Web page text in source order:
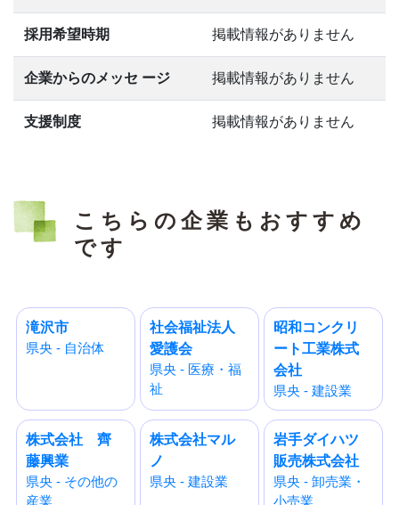
採用希望時期 掲載情報がありません
企業からのメッセ ージ 掲載情報がありません
支援制度 掲載情報がありません
こちらの企業もおすすめ
です
滝沢市
県央 - 自治体
社会福祉法人
愛護会
県央 - 医療・福
祉
昭和コンクリ
ート工業株式
会社
県央 - 建設業
株式会社 齊
藤興業
県央 - その他の
産業
株式会社マル
ノ
県央 - 建設業
岩手ダイハツ
販売株式会社
県央 - 卸売業・
小売業